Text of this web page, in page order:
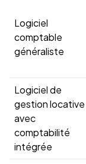
Logiciel
comptable
généraliste
Logiciel de
gestion locative
avec
comptabilité
intégrée